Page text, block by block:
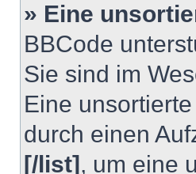
» Eine
BBCode
Sie sind im
Eine
durch einen
[/list], um eine